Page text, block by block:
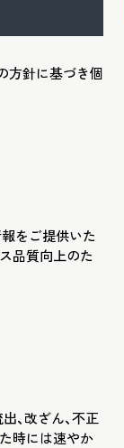
方針に基づき個
をご提供いた
品質向上のた
、改ざん、不正
時には速やか